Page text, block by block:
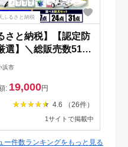
ふるさと納税
さと納税】【認定防
選】＼総販売数51万
突破！／ 防災グッズ
水IPX4 ドライバッ
急防災 防水ドライバ
ット 17点 24点 31点
避難グッズ 大雨 台風
市 / 岸田産業
浜市
: 19,000円
4.6 （26件）
1サイトで掲載中
ー件数ランキングをもっと見る